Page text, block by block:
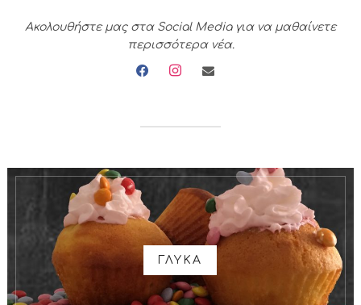
Ακολουθήστε μας στα Social Media για να μαθαίνετε
περισσότερα νέα.
facebookinstagramenvelope
ΓΛΥΚΑ